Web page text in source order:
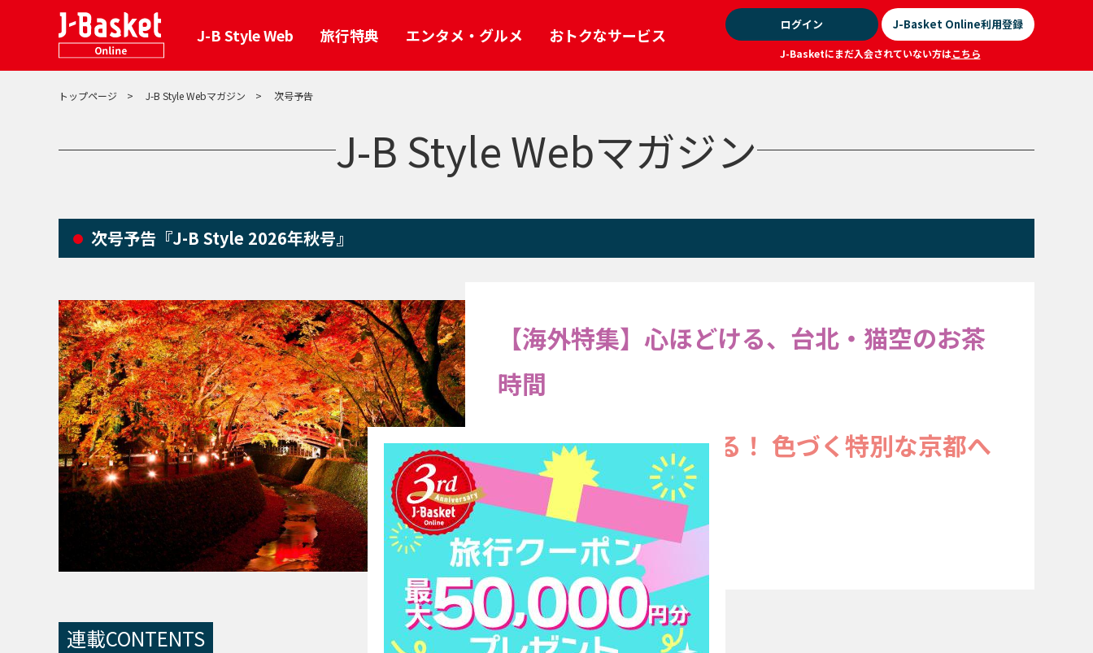
ログイン J-Basket Online利用登録
J-Basketにまだ入会されていない方はこちら
J-B Style Web
J-B Style Web
J-B Style Pick Up
読者参加型企画・誌面連動ツアー
旅行特典
国内・海外パッケージツアー
エンタメ・グルメ
エンタメ・グルメ
エンタメチケット
グルメクーポンプレゼント
おトクなサービス
トップページ J-B Style Webマガジン 次号予告
J-B Style Webマガジン
次号予告『J-B Style 2026年秋号』
【海外特集】心ほどける、台北・猫空のお茶
時間
【国内特集】秋極まる！ 色づく特別な京都へ
そのほかの企画にもご期待ください。
※予告内容は変更となる場合があります。
写真提供／北野天満宮
連載CONTENTS